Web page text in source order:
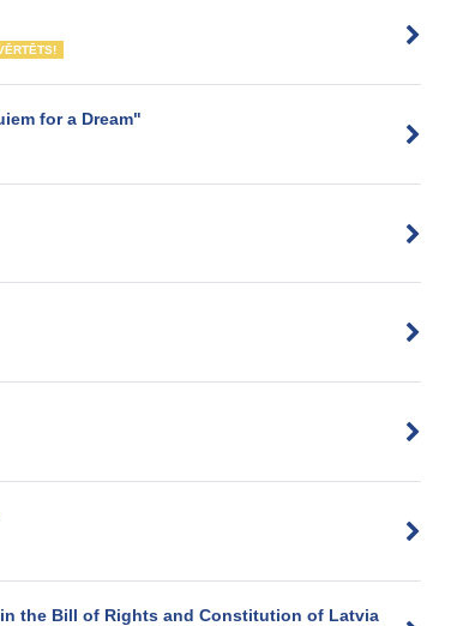
for a Dream"
the Bill of Rights and Constitution of Latvia